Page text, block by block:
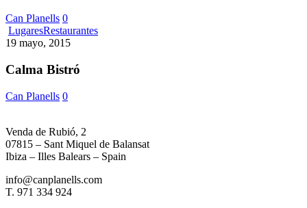
Can Planells 0
LugaresRestaurantesCalma
19 mayo, 2015
Calma Bistró
Can Planells 0
Venda de Rubió, 2
07815 – Sant Miquel de Balansat
Ibiza – Illes Balears – Spain
info@canplanells.com
T. 971 334 924